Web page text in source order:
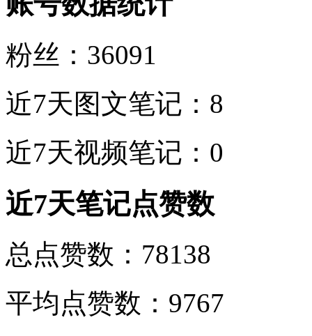
粉丝：36091
近7天图文笔记：8
近7天视频笔记：0
近7天笔记点赞数
总点赞数：78138
平均点赞数：9767